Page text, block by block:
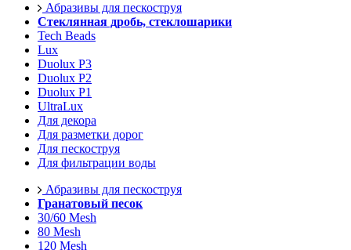
Абразивы для пескоструя
Стеклянная дробь, стеклошарики
Tech Beads
Lux
Duolux P3
Duolux P2
Duolux P1
UltraLux
Для декора
Для разметки дорог
Для пескоструя
Для фильтрации воды
Абразивы для пескоструя
Гранатовый песок
30/60 Mesh
80 Mesh
120 Mesh